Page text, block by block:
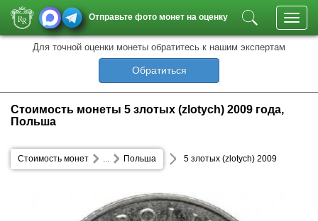
Отправьте фото монет на оценку
Для точной оценки монеты обратитесь к нашим экспертам
Обратиться
Стоимость монеты 5 злотых (zlotych) 2009 года,
Польша
Стоимость монет Польша
... 5 злотых (zlotych) 2009